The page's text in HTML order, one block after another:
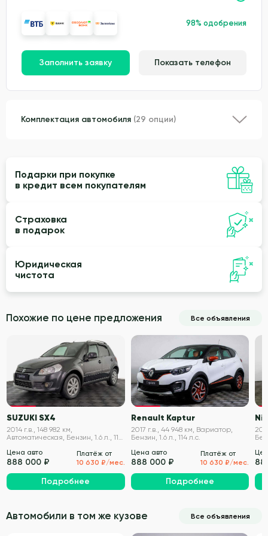
98% одобрения
Заполнить заявку Показать телефон
Комплектация автомобиля (29 опции)
Подарки при покупке
в кредит всем покупателям
Страховка
в подарок
Юридическая
чистота
Похожие по цене предложения Все объявления
VIN проверен
SUZUKI SX4
2014 г.в., 148 982 км,
Автоматическая, Бензин, 1.6 л., 112
Цена авто
888 000 ₽
Платёж от
10 630 ₽/мес.
Подробнее
VIN проверен
Renault Kaptur
2017 г.в., 44 948 км, Вариатор,
Бензин, 1.6 л., 114 л.с.
Цена авто
888 000 ₽
Платёж от
10 630 ₽/мес.
Подробнее
Автомобили в том же кузове Все объявления